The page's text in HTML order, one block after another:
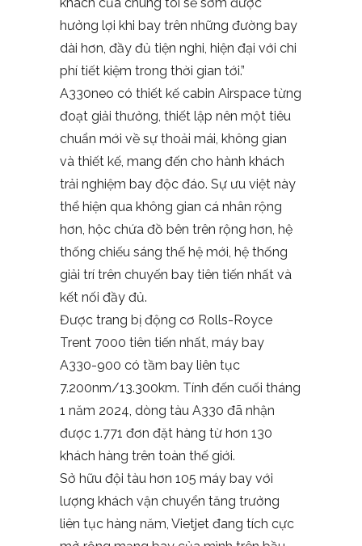
hưởng lợi khi bay trên những đường bay
dài hơn, đầy đủ tiện nghi, hiện đại với chi
phí tiết kiệm trong thời gian tới.”
A330neo có thiết kế cabin Airspace từng
đoạt giải thưởng, thiết lập nên một tiêu
chuẩn mới về sự thoải mái, không gian
và thiết kế, mang đến cho hành khách
trải nghiệm bay độc đáo. Sự ưu việt này
thể hiện qua không gian cá nhân rộng
hơn, hộc chứa đồ bên trên rộng hơn, hệ
thống chiếu sáng thế hệ mới, hệ thống
giải trí trên chuyến bay tiên tiến nhất và
kết nối đầy đủ.
Được trang bị động cơ Rolls-Royce
Trent 7000 tiên tiến nhất, máy bay
A330-900 có tầm bay liên tục
7.200nm/13.300km. Tính đến cuối tháng
1 năm 2024, dòng tàu A330 đã nhận
được 1.771 đơn đặt hàng từ hơn 130
khách hàng trên toàn thế giới.
Sở hữu đội tàu hơn 105 máy bay với
lượng khách vận chuyển tăng trưởng
liên tục hàng năm, Vietjet đang tích cực